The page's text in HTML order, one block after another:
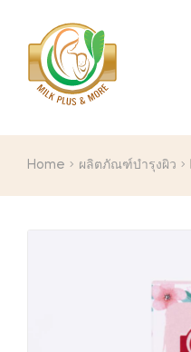
Home ผลิตภัณฑ์บำรุงผิว